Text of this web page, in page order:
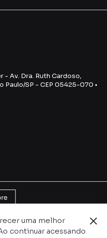
uma melhor
continuar acessando
- Av. Dra. Ruth Cardoso,
Paulo/SP - CEP 05425-070 •